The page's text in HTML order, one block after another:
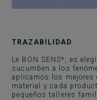
TRAZABILIDAD
Le BON SENS*, es
sucumben a los
aplicamos los mejores
material y cada
pequeños talleres